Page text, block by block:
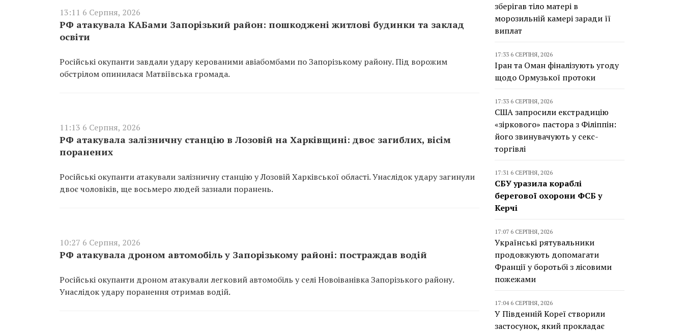
13:11 6 Серпня, 2026
РФ атакувала КАБами Запорізький район: пошкоджені житлові будинки та заклад
освіти
Російські окупанти завдали удару керованими авіабомбами по Запорізькому району. Під ворожим
обстрілом опинилася Матвіївська громада.
11:13 6 Серпня, 2026
РФ атакувала залізничну станцію в Лозовій на Харківщині: двоє загиблих, вісім
поранених
Російські окупанти атакували залізничну станцію у Лозовій Харківської області. Унаслідок удару загинули
двоє чоловіків, ще восьмеро людей зазнали поранень.
10:27 6 Серпня, 2026
РФ атакувала дроном автомобіль у Запорізькому районі: постраждав водій
Російські окупанти дроном атакували легковий автомобіль у селі Новоіванівка Запорізького району.
Унаслідок удару поранення отримав водій.
зберігав тіло матері в
морозильній камері заради її
виплат
17:33 6 СЕРПНЯ, 2026
Іран та Оман фіналізують угоду
щодо Ормузької протоки
17:33 6 СЕРПНЯ, 2026
США запросили екстрадицію
«зіркового» пастора з Філіппін:
його звинувачують у секс-
торгівлі
17:31 6 СЕРПНЯ, 2026
СБУ уразила кораблі
берегової охорони ФСБ у
Керчі
17:07 6 СЕРПНЯ, 2026
Українські рятувальники
продовжують допомагати
Франції у боротьбі з лісовими
пожежами
17:04 6 СЕРПНЯ, 2026
У Південній Кореї створили
застосунок, який прокладає